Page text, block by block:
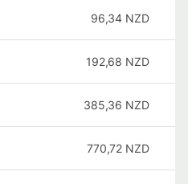
96,34 NZD
192,68 NZD
385,36 NZD
770,72 NZD